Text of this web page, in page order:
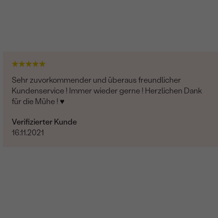
Sehr zuvorkommender und überaus freundlicher
Kundenservice ! Immer wieder gerne ! Herzlichen Dank
für die Mühe ! ♥️
Verifizierter Kunde
16.11.2021